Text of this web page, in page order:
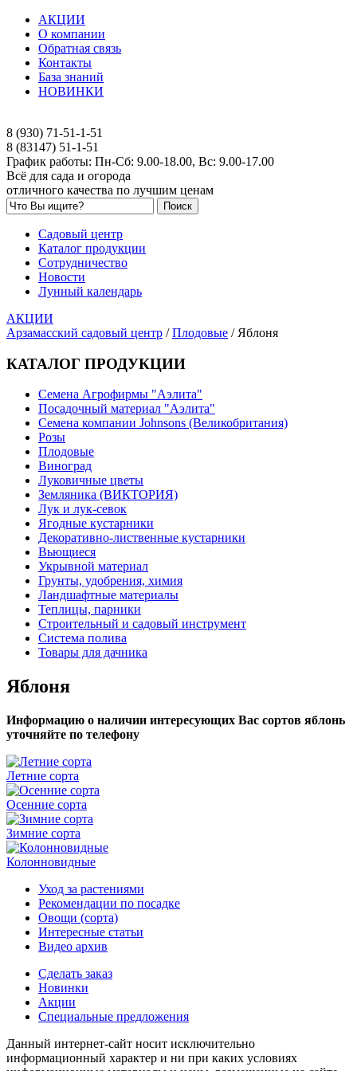
АКЦИИ
О компании
Обратная связь
Контакты
База знаний
НОВИНКИ
8 (930) 71-51-1-51
8 (83147) 51-1-51
График работы: Пн-Сб: 9.00-18.00, Вс: 9.00-17.00
Всё для сада и огорода
отличного качества по лучшим ценам
Садовый центр
Каталог продукции
Сотрудничество
Новости
Лунный календарь
АКЦИИ
Арзамасский садовый центр /Плодовые / Яблоня
КАТАЛОГ ПРОДУКЦИИ
Семена Агрофирмы "Аэлита"
Посадочный материал "Аэлита"
Семена компании Johnsons (Великобритания)
Розы
Плодовые
Виноград
Луковичные цветы
Земляника (ВИКТОРИЯ)
Лук и лук-севок
Ягодные кустарники
Декоративно-лиственные кустарники
Вьющиеся
Укрывной материал
Грунты, удобрения, химия
Ландшафтные материалы
Теплицы, парники
Строительный и садовый инструмент
Система полива
Товары для дачника
Яблоня
Информацию о наличии интересующих Вас сортов яблонь
уточняйте по телефону
Летние сорта
Осенние сорта
Зимние сорта
Колонновидные
Уход за растениями
Рекомендации по посадке
Овощи (сорта)
Интересные статьи
Видео архив
Сделать заказ
Новинки
Акции
Специальные предложения
Данный интернет-сайт носит исключительно
информационный характер и ни при каких условиях